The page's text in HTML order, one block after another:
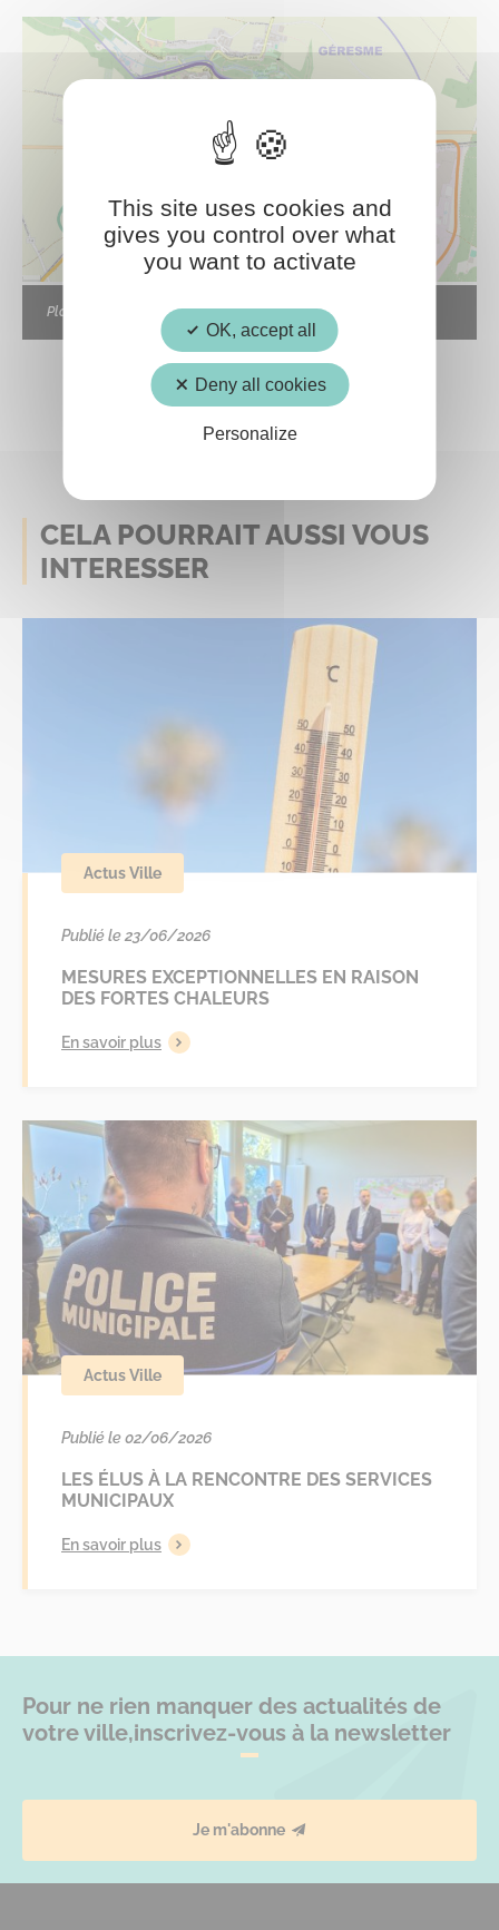
Plan des quartiers
CELA POURRAIT AUSSI VOUS
INTERESSER
Actus Ville
Publié le 23/06/2026
MESURES EXCEPTIONNELLES EN RAISON
DES FORTES CHALEURS
En savoir plus
Actus Ville
Publié le 02/06/2026
LES ÉLUS À LA RENCONTRE DES SERVICES
MUNICIPAUX
En savoir plus
Pour ne rien manquer des actualités de
votre ville,inscrivez-vous à la newsletter
Je m'abonne
This site uses cookies and
gives you control over what
you want to activate
OK, accept all
Deny all cookies
Personalize